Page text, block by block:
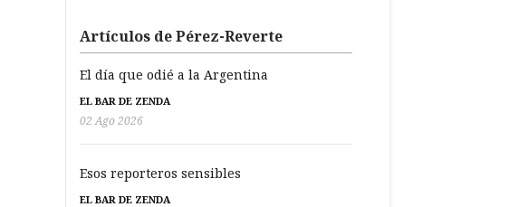
Artículos de Pérez-Reverte
El día que odié a la Argentina
EL BAR DE ZENDA
02 Ago 2026
Esos reporteros sensibles
EL BAR DE ZENDA